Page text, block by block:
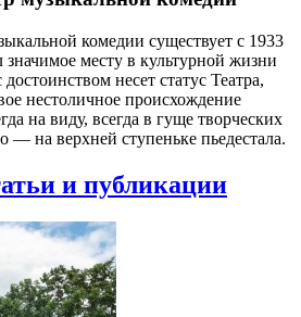
комедии существует с 1933
значимое месту в культурной жизни
несет статус Театра,
нестоличное происхождение
на виду, всегда в гуще творческих
— на верхней ступеньке пьедестала.
и публикации